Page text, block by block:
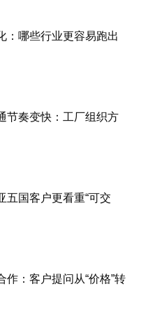
：哪些行业更容易跑出
节奏变快：工厂组织方
五国客户更看重“可交
：客户提问从“价格”转